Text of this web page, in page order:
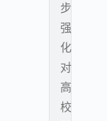
步
强
化
对
高
校